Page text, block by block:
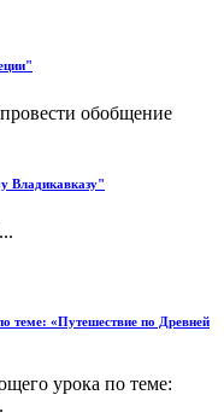
обобщение
Владикавказу"
теме: «Путешествие по Древней
урока по теме: